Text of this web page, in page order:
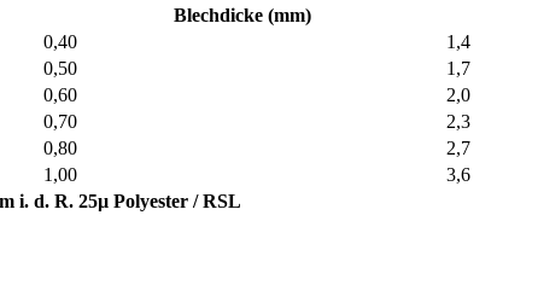
Blechdicke (mm)
0,40
1,4
0,50
1,7
0,60
2,0
0,70
2,3
0,80
2,7
1,00
3,6
i. d. R. 25µ Polyester / RSL